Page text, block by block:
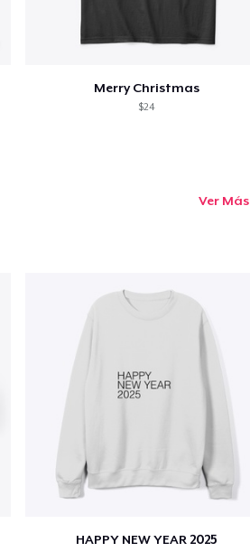
Merry Christmas
$24
Ver Más
HAPPY NEW YEAR 2025